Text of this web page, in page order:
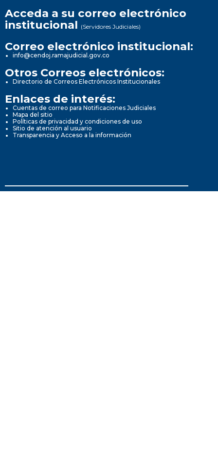
Acceda a su correo electrónico
institucional (Servidores Judiciales)
Correo electrónico institucional:
info@cendoj.ramajudicial.gov.co
Otros Correos electrónicos:
Directorio de Correos Electrónicos Institucionales
Enlaces de interés:
Cuentas de correo para Notificaciones Judiciales
Mapa del sitio
Políticas de privacidad y condiciones de uso
Sitio de atención al usuario
Transparencia y Acceso a la información